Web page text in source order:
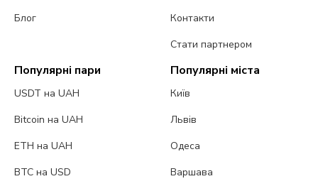
Блог
Контакти
Стати партнером
Популярні пари
USDT на UAH
Bitcoin на UAH
ETH на UAH
BTC на USD
Популярні міста
Київ
Львів
Одеса
Варшава